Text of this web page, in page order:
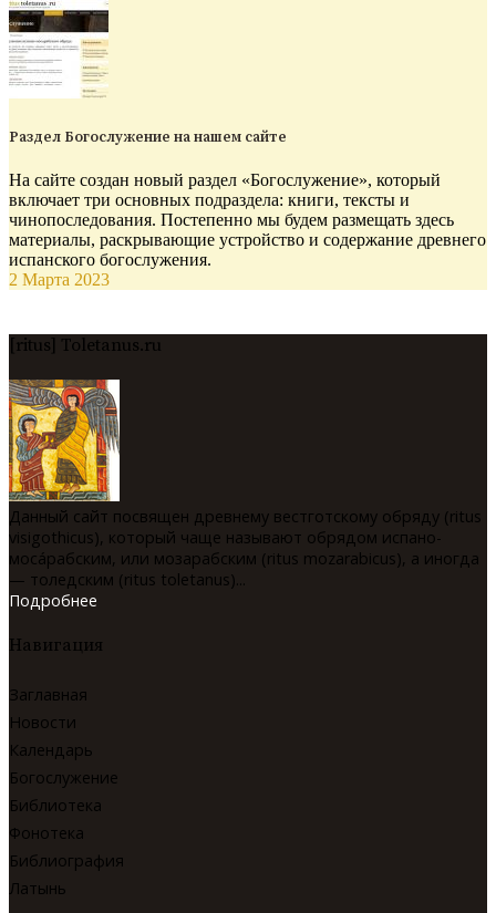
Раздел Богослужение на нашем сайте
На сайте создан новый раздел «Богослужение», который
включает три основных подраздела: книги, тексты и
чинопоследования. Постепенно мы будем размещать здесь
материалы, раскрывающие устройство и содержание древнего
испанского богослужения.
2 Марта 2023
[ritus] Toletanus.ru
Данный сайт посвящен древнему вестготскому обряду (ritus
visigothicus), который чаще называют обрядом испано-
мосáрабским, или мозарабским (ritus mozarabicus), а иногда
— толедским (ritus toletanus)...
Подробнее
Навигация
Заглавная
Новости
Календарь
Богослужение
Библиотека
Фонотека
Библиография
Латынь